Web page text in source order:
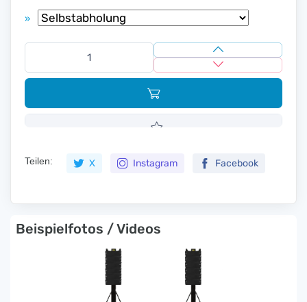
»
Teilen: X Instagram Facebook
Beispielfotos / Videos